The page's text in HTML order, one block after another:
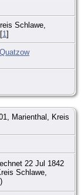
Schlawe,
[1]
Marienthal, Kreis
22 Jul 1842
Schlawe,